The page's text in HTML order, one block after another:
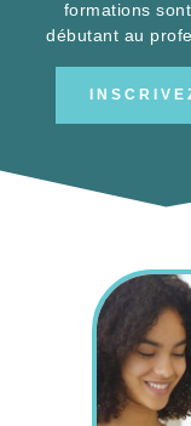
formations
débutant au